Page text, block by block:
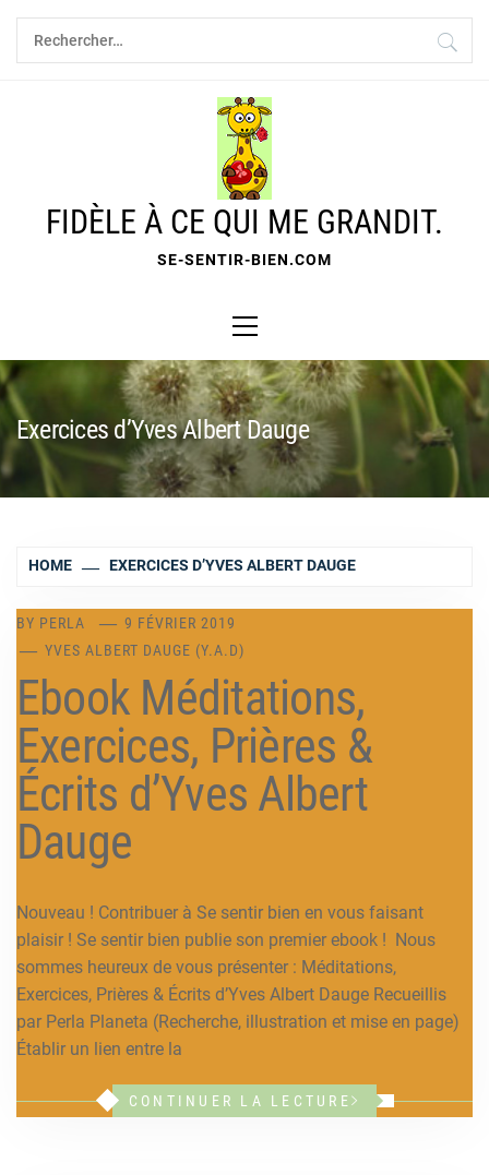
Skip
content
Rechercher :
FIDÈLE À CE QUI ME GRANDIT.
SE-SENTIR-BIEN.COM
Menu
Exercices d’Yves Albert Dauge
HOME EXERCICES D’YVES ALBERT DAUGE
BY PERLA
9 FÉVRIER 2019
YVES ALBERT DAUGE (Y.A.D)
Ebook Méditations,
Exercices, Prières &
Écrits d’Yves Albert
Dauge
Nouveau ! Contribuer à Se sentir bien en vous faisant
plaisir ! Se sentir bien publie son premier ebook ! Nous
sommes heureux de vous présenter : Méditations,
Exercices, Prières & Écrits d’Yves Albert Dauge Recueillis
par Perla Planeta (Recherche, illustration et mise en page)
Établir un lien entre la
CONTINUER LA LECTURE